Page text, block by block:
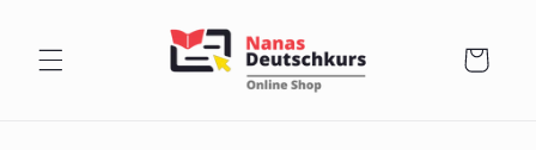
sadržaj
Košarica